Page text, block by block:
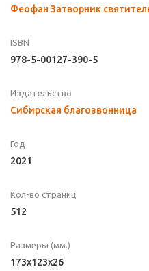
Феофан Затворник
ISBN
978-5-00127-390-5
Издательство
Сибирская благозвонница
Год
2021
Кол-во страниц
512
Размеры (мм.)
173x123x26